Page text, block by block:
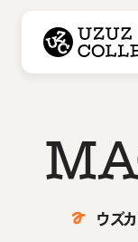
IT転職エージェント ウズカレエー
ITスクール ウズカレIT
LinuCコース
ウズカレについて
会社概要
ウズカレエージ
M
ウズ